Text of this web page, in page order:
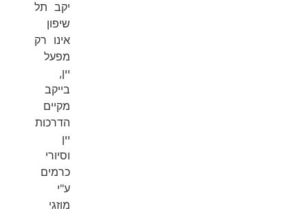
יקב תל
שיפון
אינו רק
מפעל
יין,
בייקב
מקיים
הדרכות
יין
וסיורי
כרמים
ע"י
מוזגי